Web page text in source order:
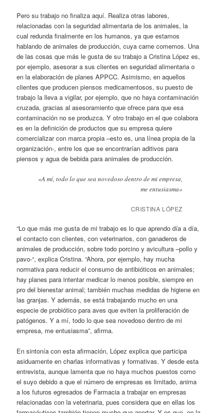
Pero su trabajo no finaliza aquí. Realiza otras labores,
relacionadas con la seguridad alimentaria de los animales, la
cual redunda finalmente en los humanos, ya que estamos
hablando de animales de producción, cuya carne comemos. Una
de las cosas que más le gusta de su trabajo a Cristina López es,
por ejemplo, asesorar a sus clientes en seguridad alimentaria o
en la elaboración de planes APPCC. Asimismo, en aquellos
clientes que producen piensos medicamentosos, su puesto de
trabajo la lleva a vigilar, por ejemplo, que no haya contaminación
cruzada, gracias al asesoramiento que ofrece para que esa
contaminación no se produzca. Y otro trabajo en el que colabora
es en la definición de productos que su empresa quiere
comercializar con marca propia –esto es, una línea propia de la
organización-, entre los que se encontrarían aditivos para
piensos y agua de bebida para animales de producción.
«A mí, todo lo que sea novedoso dentro de mi empresa,
me entusiasma»
CRISTINA LÓPEZ
“Lo que más me gusta de mi trabajo es lo que aprendo día a día,
el contacto con clientes, con veterinarios, con ganaderos de
animales de producción, sobre todo porcino y avicultura –pollo y
pavo-“, explica Cristina. “Ahora, por ejemplo, hay mucha
normativa para reducir el consumo de antibióticos en animales;
hay planes para intentar medicar lo menos posible, siempre en
pro del bienestar animal; también muchas medidas de higiene en
las granjas. Y además, se está trabajando mucho en una
especie de probiótico para aves que eviten la proliferación de
patógenos. Y a mí, todo lo que sea novedoso dentro de mi
empresa, me entusiasma”, afirma.
En sintonía con esta afirmación, López explica que participa
asiduamente en charlas informativas y formativas. Y desde esta
entrevista, aunque lamenta que no haya muchos puestos como
el suyo debido a que el número de empresas es limitado, anima
a los futuros egresados de Farmacia a trabajar en empresas
relacionadas con la veterinaria, pues considera que en ellas los